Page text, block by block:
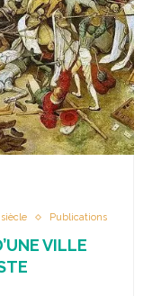
Publications
VILLE